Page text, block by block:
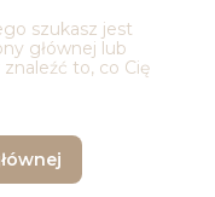
szukasz jest
głównej lub
to, co Cię